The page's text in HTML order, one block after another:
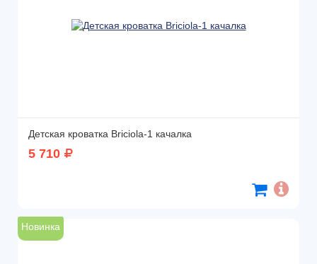
Детская кроватка Briciola-1 качалка
5 710
Новинка